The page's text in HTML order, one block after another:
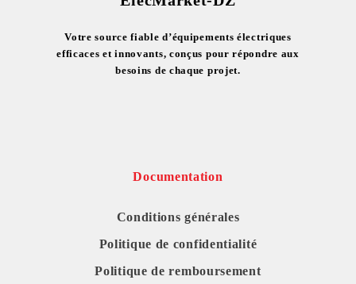
Votre source fiable d’équipements électriques
efficaces et innovants, conçus pour répondre aux
besoins de chaque projet.
Documentation
Conditions générales
Politique de confidentialité
Politique de remboursement